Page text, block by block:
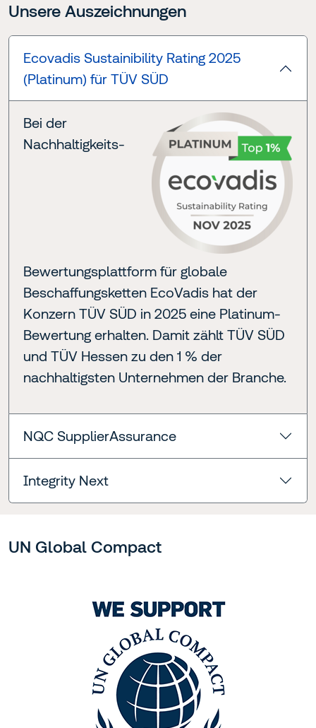
Unsere Auszeichnungen
Ecovadis Sustainibility Rating 2025
(Platinum) für TÜV SÜD
Bei der
Nachhaltigkeits-
Bewertungsplattform für globale
Beschaffungsketten EcoVadis hat der
Konzern TÜV SÜD in 2025 eine Platinum-
Bewertung erhalten. Damit zählt TÜV SÜD
und TÜV Hessen zu den 1 % der
nachhaltigsten Unternehmen der Branche.
NQC SupplierAssurance
Integrity Next
UN Global Compact